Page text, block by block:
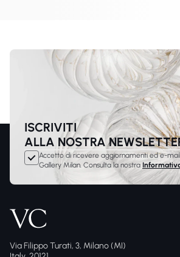
ISCRIVITI
ALLA NOSTRA
Accetto di ricevere aggiornamenti ed e-
Gallery Milan. Consulta la nostra
Via Filippo Turati, 3, Milano (MI)